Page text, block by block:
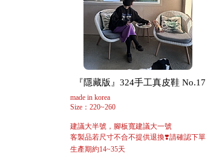
『隱藏版』324手工真皮鞋 No.17
made in korea
Size：220~260
建議大半號，腳板寬建議大一號
客製品若尺寸不合不提供退換❣️請確認下單
生產期約14~35天